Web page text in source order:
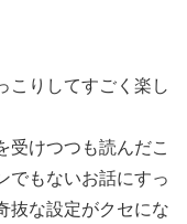
こりしてすごく楽し
受けつつも読んだこ
でもないお話にすっ
抜な設定がクセにな